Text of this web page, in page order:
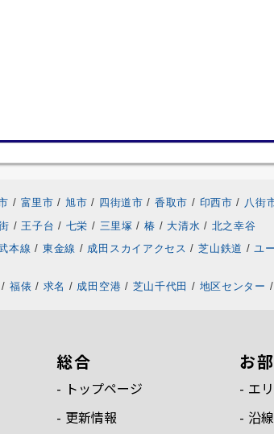
/ 富里市 / 旭市 / 四街道市 / 香取市 / 印西市 / 八街
/ 王子台 / 七栄 / 三里塚 / 椿 / 大清水 / 北之幸谷
本線 / 東金線 / 成田スカイアクセス / 芝山鉄道 / ユ
/ 福俵 / 求名 / 成田空港 / 芝山千代田 / 地区センター /
総合
トップページ
更新情報
お
エ
沿